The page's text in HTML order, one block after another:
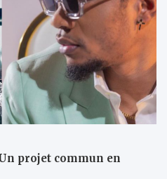
projet commun en